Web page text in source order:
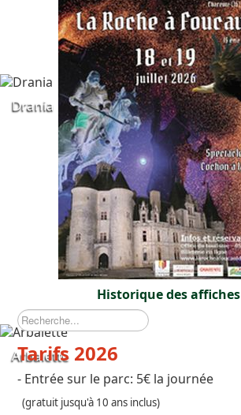
Drania
Arbalette
Historique des affiches
Recherche
Tarifs 2026
- Entrée sur le parc: 5€ la journée
(gratuit jusqu'à 10 ans inclus)